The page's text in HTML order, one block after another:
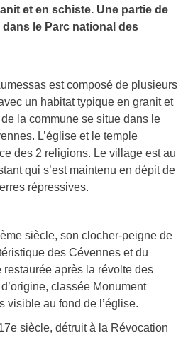
et en schiste. Une partie de
dans le Parc national des
est composé de plusieurs
un habitat typique en granit et
la commune se situe dans le
L’église et le temple
des 2 religions. Le village est au
qui s’est maintenu en dépit de
répressives.
siècle, son clocher-peigne de
des Cévennes et du
après la révolte des
classée Monument
visible au fond de l’église.
siècle, détruit à la Révocation